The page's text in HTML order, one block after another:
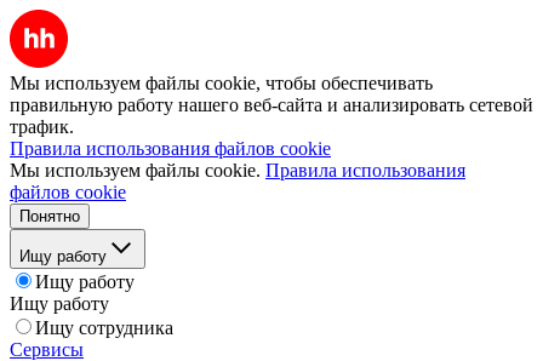
Мы используем файлы cookie, чтобы обеспечивать
правильную работу нашего веб-сайта и анализировать сетевой
трафик.
Правила использования файлов cookie
Мы используем файлы cookie. Правила использования
файлов cookie
Понятно
Ищу работу
Ищу работу
Ищу работу
Ищу сотрудника
Сервисы